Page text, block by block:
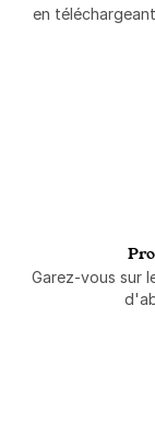
en
Garez-vous sur